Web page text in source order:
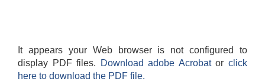
It appears your Web browser is not configured to
display PDF files.
Download adobe Acrobatorclick
here to download the PDF file.